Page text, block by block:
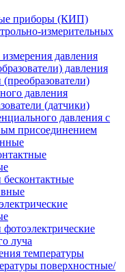
приборы (КИП)
измерительных
давления
давления
давления
(датчики)
давления с
присоединением
бесконтактные
луча
температуры
поверхностные/